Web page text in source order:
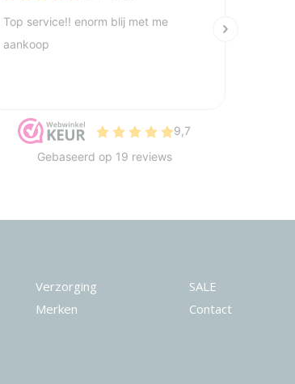
Verzorging
Merken
SALE
Contact